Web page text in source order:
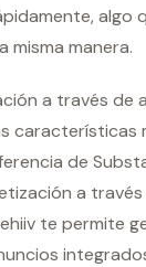
algo
misma manera.
a través de
características
de
a
te permite